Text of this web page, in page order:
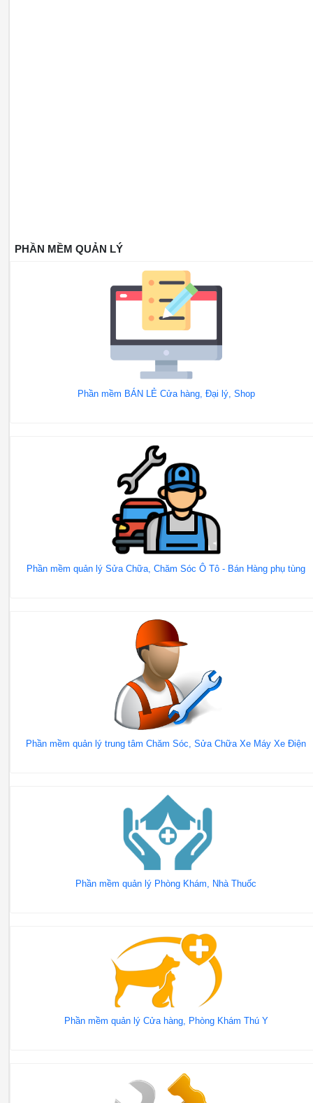
PHẦN MỀM QUẢN LÝ
Phần mềm BÁN LẺ Cửa hàng, Đại lý, Shop
Phần mềm quản lý Sửa Chữa, Chăm Sóc Ô Tô - Bán Hàng phụ tùng
Phần mềm quản lý trung tâm Chăm Sóc, Sửa Chữa Xe Máy Xe Điện
Phần mềm quản lý Phòng Khám, Nhà Thuốc
Phần mềm quản lý Cửa hàng, Phòng Khám Thú Y